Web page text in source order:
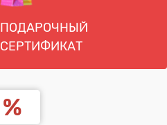
ПОДАРОЧНЫЙ
СЕРТИФИКАТ